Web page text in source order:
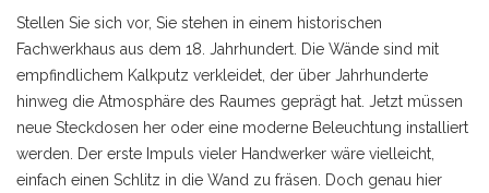
Stellen Sie sich vor, Sie stehen in einem historischen
Fachwerkhaus aus dem 18. Jahrhundert. Die Wände sind mit
empfindlichem Kalkputz verkleidet, der über Jahrhunderte
hinweg die Atmosphäre des Raumes geprägt hat. Jetzt müssen
neue Steckdosen her oder eine moderne Beleuchtung installiert
werden. Der erste Impuls vieler Handwerker wäre vielleicht,
einfach einen Schlitz in die Wand zu fräsen. Doch genau hier